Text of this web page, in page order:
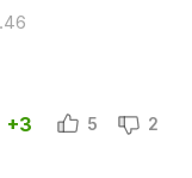
+3 5 2